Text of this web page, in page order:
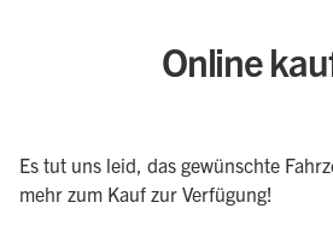
Online
Es tut uns leid, das gewünschte
mehr zum Kauf zur Verfügung!